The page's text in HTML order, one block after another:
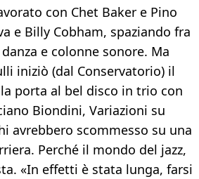
con Chet Baker e Pino
e Billy Cobham, spaziando fra
e colonne sonore. Ma
iniziò (dal Conservatorio) il
porta al bel disco in trio con
Biondini, Variazioni su
avrebbero scommesso su una
Perché il mondo del jazz,
«In effetti è stata lunga, farsi